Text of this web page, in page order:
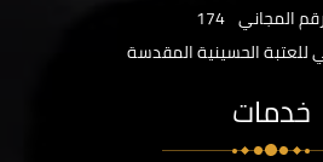
المجاني 174
للعتبة الحسينية المقدسة
خدمات